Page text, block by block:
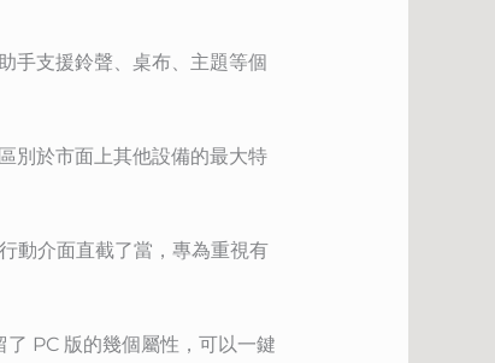
手支援鈴聲、桌布、主題等個
別於市面上其他設備的最大特
動介面直截了當，專為重視有
PC 版的幾個屬性，可以一鍵